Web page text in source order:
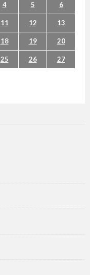
4 5 6
11 12 13
18 19 20
25 26 27